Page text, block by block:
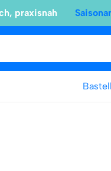
praxisnah